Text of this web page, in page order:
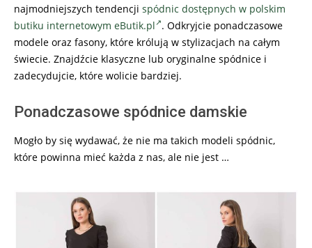
najmodniejszych tendencji spódnic dostępnych w polskim
butiku internetowym eButik.pl . Odkryjcie ponadczasowe
modele oraz fasony, które królują w stylizacjach na całym
świecie. Znajdźcie klasyczne lub oryginalne spódnice i
zadecydujcie, które wolicie bardziej.
Ponadczasowe spódnice damskie
Mogło by się wydawać, że nie ma takich modeli spódnic,
które powinna mieć każda z nas, ale nie jest …